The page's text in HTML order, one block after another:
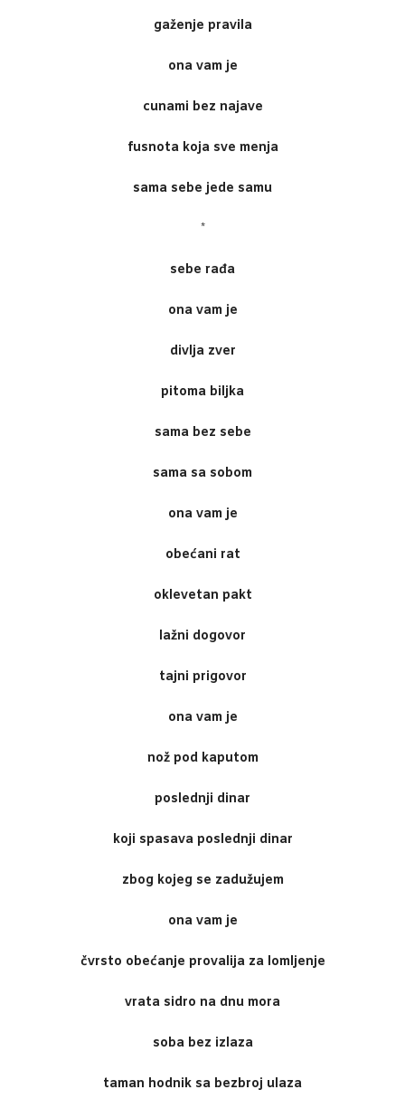
gaženje pravila
ona vam je
cunami bez najave
fusnota koja sve menja
sama sebe jede samu
*
sebe rađa
ona vam je
divlja zver
pitoma biljka
sama bez sebe
sama sa sobom
ona vam je
obećani rat
oklevetan pakt
lažni dogovor
tajni prigovor
ona vam je
nož pod kaputom
poslednji dinar
koji spasava poslednji dinar
zbog kojeg se zadužujem
ona vam je
čvrsto obećanje provalija za lomljenje
vrata sidro na dnu mora
soba bez izlaza
taman hodnik sa bezbroj ulaza